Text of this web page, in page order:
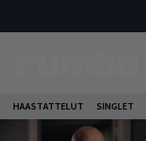
HAASTATTELUT SINGLET